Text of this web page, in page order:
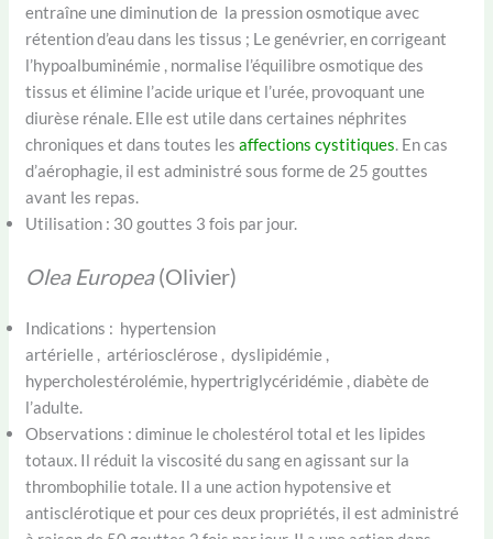
entraîne une diminution de la pression osmotique avec
rétention d’eau dans les tissus ; Le genévrier, en corrigeant
l’hypoalbuminémie , normalise l’équilibre osmotique des
tissus et élimine l’acide urique et l’urée, provoquant une
diurèse rénale. Elle est utile dans certaines néphrites
chroniques et dans toutes lesaffections cystitiques . En cas
d’aérophagie, il est administré sous forme de 25 gouttes
avant les repas.
Utilisation : 30 gouttes 3 fois par jour.
Olea Europea(Olivier)
Indications : hypertension
artérielle , artériosclérose , dyslipidémie ,
hypercholestérolémie, hypertriglycéridémie , diabète de
l’adulte.
Observations : diminue le cholestérol total et les lipides
totaux. Il réduit la viscosité du sang en agissant sur la
thrombophilie totale. Il a une action hypotensive et
antisclérotique et pour ces deux propriétés, il est administré